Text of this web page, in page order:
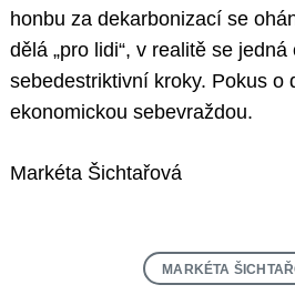
honbu za dekarbonizací se
dělá „pro lidi“, v realitě se jedná
sebedestriktivní kroky. Pokus o
ekonomickou sebevraždou.
Markéta Šichtařová
MARKÉTA